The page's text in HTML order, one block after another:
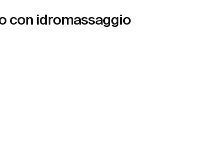
con idromassaggio